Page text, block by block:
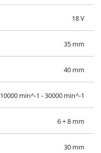
18 V
35 mm
40 mm
10000 min^-1 - 30000 min^-1
6 + 8 mm
30 mm